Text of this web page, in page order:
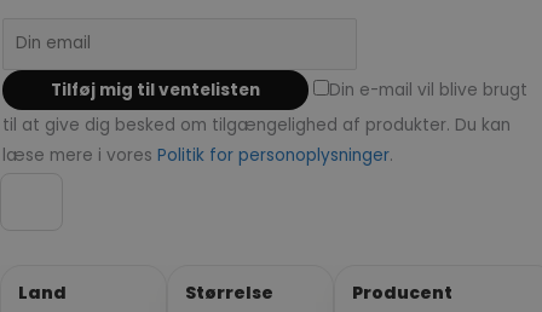
Din e-mail vil blive brugt
til at give dig besked om tilgængelighed af produkter. Du kan
læse mere i vores Politik for personoplysninger.
Land Størrelse Producent